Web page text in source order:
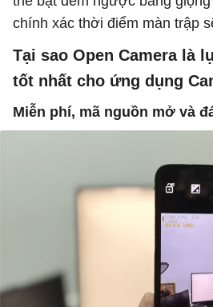
chính xác thời điểm màn trập
Tại sao Open Camera là
tốt nhất cho ứng dụng
Miễn phí, mã nguồn mở và